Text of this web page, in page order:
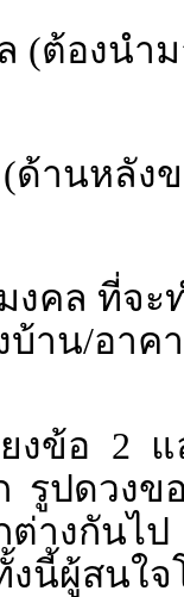
(ต้องนำ
ด้านหลัง
งคล ที่จ
บ้าน/อาค
ยงข้อ 2
รูปดวง
างกันไ
งนี้ผู้สนใ